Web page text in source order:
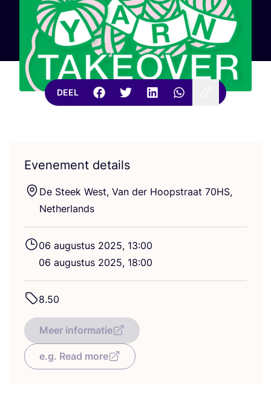
DEEL
Evenement details
De Steek West, Van der Hoop­straat 70HS,
Netherlands
06 augus­tus 2025, 13:00
06 augus­tus 2025, 18:00
8.50
Meer informatie
e.g. Read more